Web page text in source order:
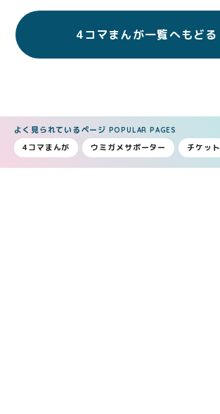
よく見られているページ POPULAR PAGES
4コマまんが ウミガメサポーター チケット
4コマまんが一覧へもどる